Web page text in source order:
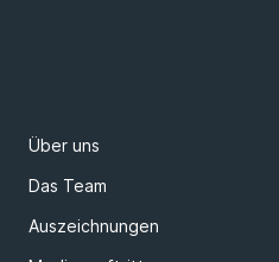
Über uns
Das Team
Auszeichnungen